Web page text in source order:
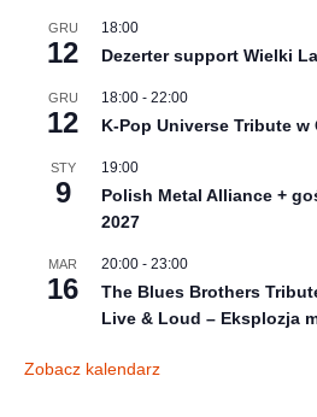
GRU
12
18:00
Dezerter support Wielki
GRU
12
18:00 - 22:00
K-Pop Universe Tribute w
STY
9
19:00
Polish Metal Alliance +
2027
MAR
16
20:00 - 23:00
The Blues Brothers
Live & Loud – Eksplozja
Zobacz kalendarz